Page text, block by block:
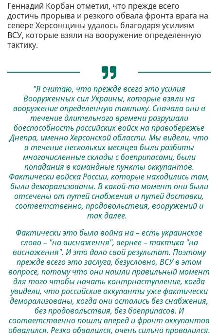
Геннадий Корбан отметил, что прежде всего
достичь прорыва и резкого обвала фронта врага на
севере Херсонщины удалось благодаря усилиям
ВСУ, которые взяли на вооружение определенную
тактику.
"Я считаю, что прежде всего это усилия
Вооруженных сил Украины, которые взяли на
вооружение определенную тактику. Сначала они в
течение длительного времени разрушали
боеспособность российских войск на правобережье
Днепра, именно Херсонской области. Мы видели, что
в течение нескольких месяцев были разбиты
многочисленные склады с боеприпасами, были
попадания в командные пункты оккупантов.
Фактически войска России, которые находились там,
были деморализованы. В какой-то момент они были
отсечены от путей снабжения и путей доставки,
соответственно, продовольствия, вооружений и
так далее.
Фактически это была война на – есть украинское
слово – "на виснаження", вернее – тактика "на
виснаження". И это дало свой результат. Поэтому
прежде всего это заслуга, безусловно, ВСУ в этом
вопросе, потому что они нашли правильный момент
для того чтобы начать контрнаступление, когда
увидели, что российские оккупанты уже фактически
деморализованы, когда они остались без снабжения,
без продовольствия, без боеприпасов. И
соответственно пошли вперед и фронт оккупантов
обвалился. Резко обвалился, очень сильно провалился.